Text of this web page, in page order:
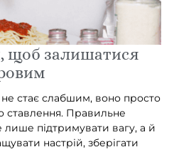
щоб залишатися
не стає слабшим, воно просто
ставлення. Правильне
лише підтримувати вагу, а й
настрій, зберігати